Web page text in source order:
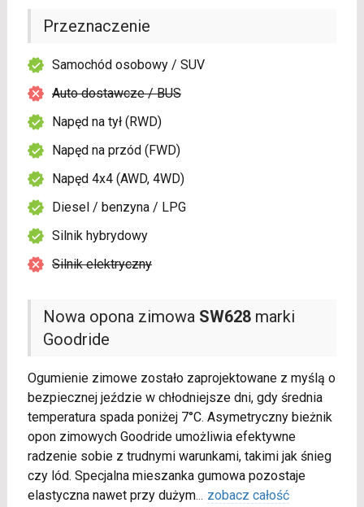
Nowa opona zimowa SW628marki
Goodride
Ogumienie zimowe zostało zaprojektowane z myślą o
bezpiecznej jeździe w chłodniejsze dni, gdy średnia
temperatura spada poniżej 7°C. Asymetryczny bieżnik
opon zimowych Goodride umożliwia efektywne
radzenie sobie z trudnymi warunkami, takimi jak śnieg
czy lód. Specjalna mieszanka gumowa pozostaje
elastyczna nawet przy dużym... zobacz całość
Przeznaczenie
Samochód osobowy / SUV
Auto dostawcze / BUS
Napęd na tył (RWD)
Napęd na przód (FWD)
Napęd 4x4 (AWD, 4WD)
Diesel / benzyna / LPG
Silnik hybrydowy
Silnik elektryczny